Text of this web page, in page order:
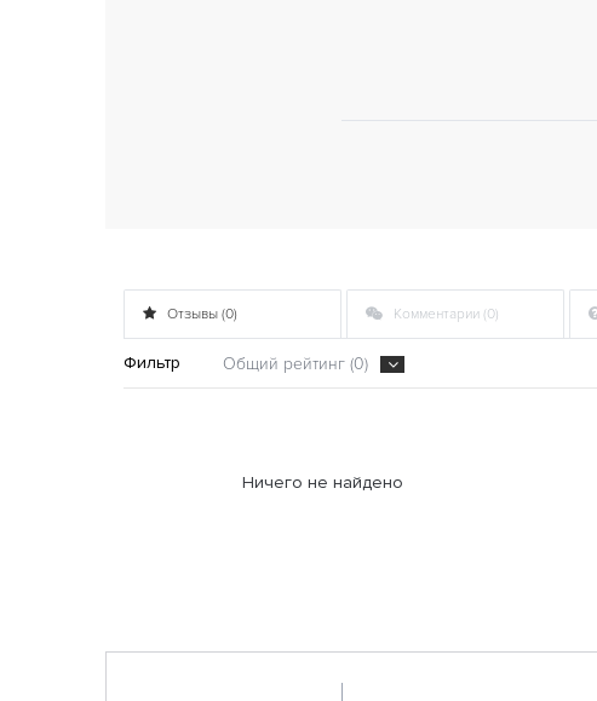
Отзывы (0) Комментарии (0)
Фильтр Общий рейтинг (0)
Ничего не найдено